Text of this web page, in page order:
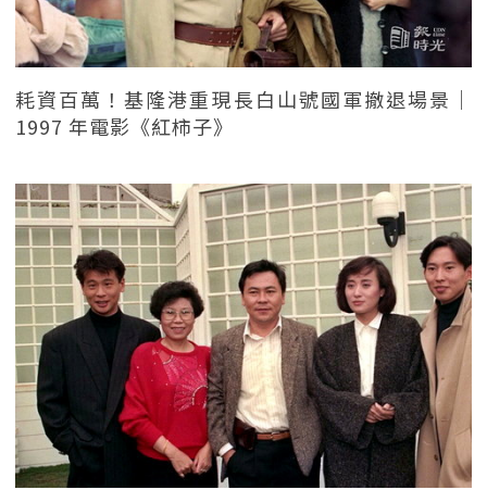
耗資百萬！基隆港重現長白山號國軍撤退場景｜
1997 年電影《紅柿子》